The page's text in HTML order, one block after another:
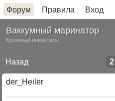
Форум Правила Вход
Ваккумный маринатор
Кухонный инвентарь
Назад 2
der_Heiler